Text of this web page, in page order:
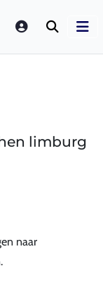
LOGIN
limburg
naar